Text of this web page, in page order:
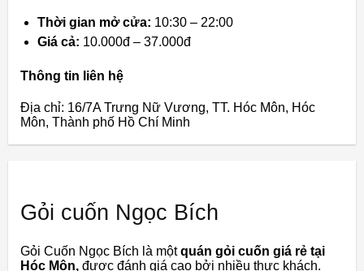
Thời gian mở cửa: 10:30 – 22:00
Giá cả: 10.000đ – 37.000đ
Thông tin liên hệ
Địa chỉ: 16/7A Trưng Nữ Vương, TT. Hóc Môn, Hóc
Môn, Thành phố Hồ Chí Minh
Gỏi cuốn Ngọc Bích
Gỏi Cuốn Ngọc Bích là mộtquán gỏi cuốn giá rẻ tại
Hóc Môn, được đánh giá cao bởi nhiều thực khách.